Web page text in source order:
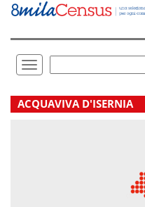
Vai
direttamente
Toggle
navigation
.
ACQUAVIVA D'ISERNIA